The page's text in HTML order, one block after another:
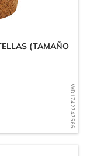
WD1742747566
(TAMAÑO